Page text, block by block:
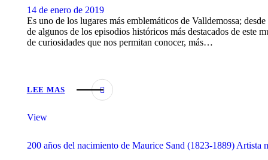
14 de enero de 2019
Es uno de los lugares más emblemáticos de Valldemossa;
de algunos de los episodios históricos más destacados de
de curiosidades que nos permitan conocer, más…
LEE MAS
View
200 años del nacimiento de Maurice Sand (1823-1889) Artista